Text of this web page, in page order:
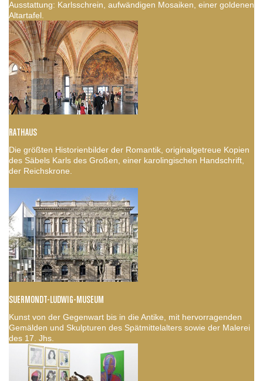
Ausstattung: Karlsschrein, aufwändigen Mosaiken, einer goldenen
Altartafel.
RATHAUS
Die größten Historienbilder der Romantik, originalgetreue Kopien
des Säbels Karls des Großen, einer karolingischen Handschrift,
der Reichskrone.
SUERMONDT-LUDWIG-MUSEUM
Kunst von der Gegenwart bis in die Antike, mit hervorragenden
Gemälden und Skulpturen des Spätmittelalters sowie der Malerei
des 17. Jhs.